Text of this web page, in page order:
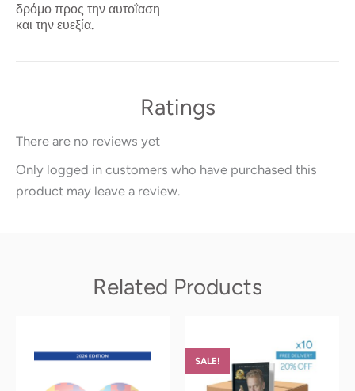
δρόμο προς την αυτοΐαση
και την ευεξία.
Ratings
There are no reviews yet
Only logged in customers who have purchased this
product may leave a review.
Related Products
SALE!
was:
299.00€.
price
is: